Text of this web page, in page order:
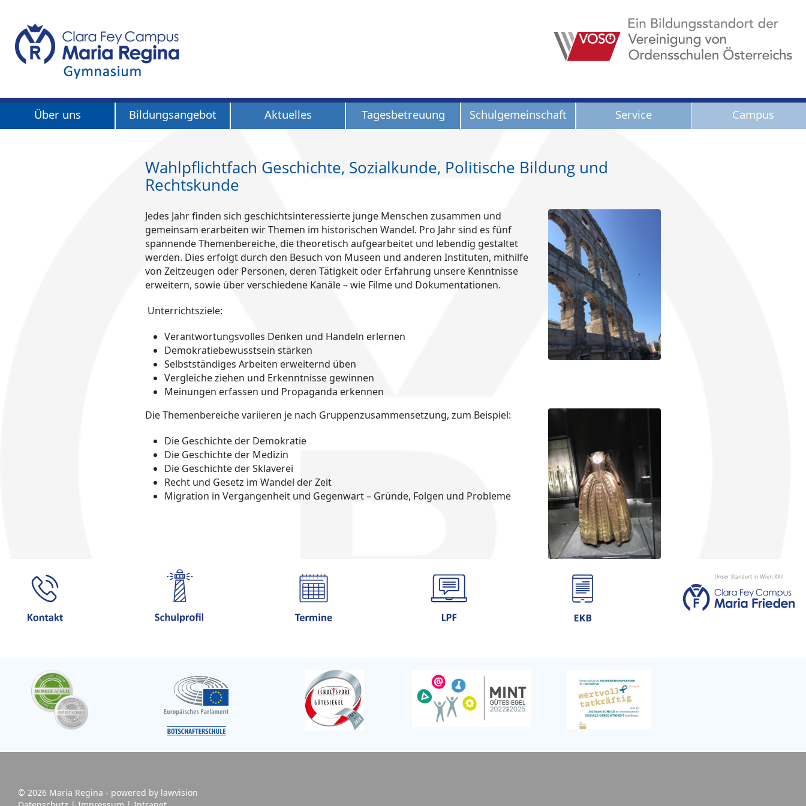
Über uns Bildungsangebot Aktuelles Tagesbetreuung Schulgemeinschaft Service Campus
Wahlpflichtfach Geschichte, Sozialkunde, Politische Bildung und
Rechtskunde
Jedes Jahr finden sich geschichtsinteressierte junge Menschen zusammen und
gemeinsam erarbeiten wir Themen im historischen Wandel. Pro Jahr sind es fünf
spannende Themenbereiche, die theoretisch aufgearbeitet und lebendig gestaltet
werden. Dies erfolgt durch den Besuch von Museen und anderen Instituten, mithilfe
von Zeitzeugen oder Personen, deren Tätigkeit oder Erfahrung unsere Kenntnisse
erweitern, sowie über verschiedene Kanäle – wie Filme und Dokumentationen.
Unterrichtsziele:
Verantwortungsvolles Denken und Handeln erlernen
Demokratiebewusstsein stärken
Selbstständiges Arbeiten erweiternd üben
Vergleiche ziehen und Erkenntnisse gewinnen
Meinungen erfassen und Propaganda erkennen
Die Themenbereiche variieren je nach Gruppenzusammensetzung, zum Beispiel:
Die Geschichte der Demokratie
Die Geschichte der Medizin
Die Geschichte der Sklaverei
Recht und Gesetz im Wandel der Zeit
Migration in Vergangenheit und Gegenwart – Gründe, Folgen und Probleme
© 2026 Maria Regina - powered by lawvision